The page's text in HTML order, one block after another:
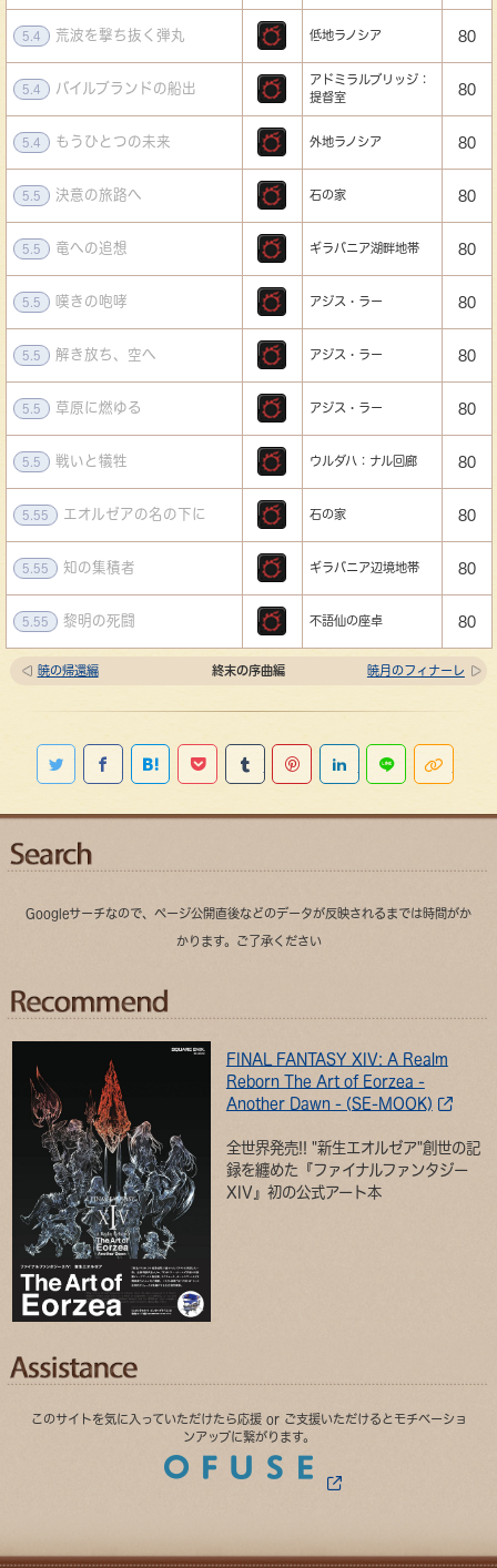
5.4 荒波を撃ち抜く弾丸 低地ラノシア 80
5.4 バイルブランドの船出
アドミラルブリッジ：
提督室
80
5.4 もうひとつの未来 外地ラノシア 80
5.5 決意の旅路へ 石の家 80
5.5 竜への追想 ギラバニア湖畔地帯 80
5.5 嘆きの咆哮 アジス・ラー 80
5.5 解き放ち、空へ アジス・ラー 80
5.5 草原に燃ゆる アジス・ラー 80
5.5 戦いと犠牲 ウルダハ：ナル回廊 80
5.55 エオルゼアの名の下に 石の家 80
5.55 知の集積者 ギラバニア辺境地帯 80
5.55 黎明の死闘 不語仙の座卓 80
暁の帰還編 終末の序曲編 暁月のフィナーレ
Twitterで共有する
Facebookでシェアする
はてなブックマークに追加する
Pocketに保存する
TumblrPinterestに追加する
Linkedinでシェア
LINEで共有
Googleサーチなので、ページ公開直後などのデータが反映されるまでは時間がか
かります。ご了承ください
FINAL FANTASY XIV: A Realm
Reborn The Art of Eorzea -
Another Dawn - (SE-MOOK)
全世界発売!! "新生エオルゼア"創世の記
録を纏めた『ファイナルファンタジー
XIV』初の公式アート本
このサイトを気に入っていただけたら応援 or ご支援いただけるとモチベーショ
ンアップに繋がります。